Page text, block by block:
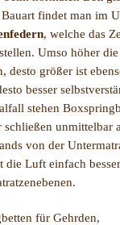
findet man im
, welche das
Umso höher
desto größer ist
besser
stehen
unmittelbar
von der
die Luft einfach